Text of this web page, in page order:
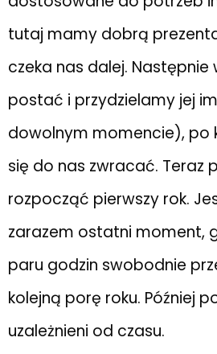
tutaj mamy dobrą
czeka nas dalej.
postać i przydzielamy jej
dowolnym momencie), po
się do nas zwracać. Teraz
rozpocząć pierwszy rok.
zarazem ostatni moment,
paru godzin swobodnie
kolejną porę roku. Później
uzależnieni od czasu.